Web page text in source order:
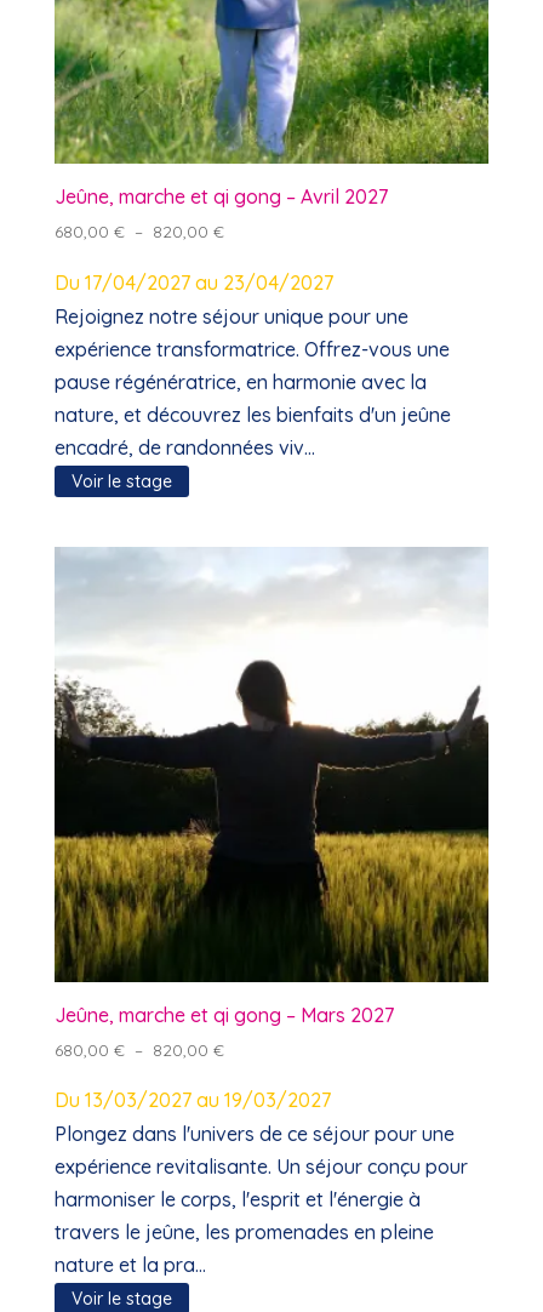
Jeûne, marche et qi gong – Avril 2027
680,00 € – 820,00 €Plage
prix :
680,00 €
à
820,00 €
Du 17/04/2027 au 23/04/2027
Rejoignez notre séjour unique pour une
expérience transformatrice. Offrez-vous une
pause régénératrice, en harmonie avec la
nature, et découvrez les bienfaits d'un jeûne
encadré, de randonnées viv...
Voir le stage
Jeûne, marche et qi gong – Mars 2027
680,00 € – 820,00 €Plage
prix :
680,00 €
à
820,00 €
Du 13/03/2027 au 19/03/2027
Plongez dans l'univers de ce séjour pour une
expérience revitalisante. Un séjour conçu pour
harmoniser le corps, l'esprit et l'énergie à
travers le jeûne, les promenades en pleine
nature et la pra...
Voir le stage